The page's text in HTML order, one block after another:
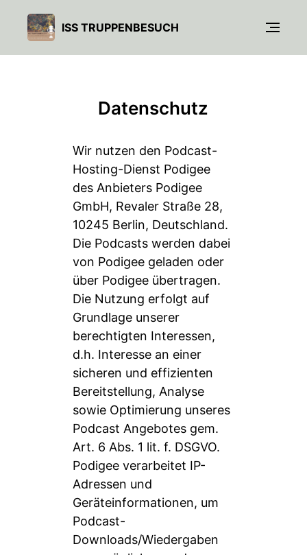
ISS TRUPPENBESUCH
Datenschutz
Wir nutzen den Podcast-
Hosting-Dienst Podigee
des Anbieters Podigee
GmbH, Revaler Straße 28,
10245 Berlin, Deutschland.
Die Podcasts werden dabei
von Podigee geladen oder
über Podigee übertragen.
Die Nutzung erfolgt auf
Grundlage unserer
berechtigten Interessen,
d.h. Interesse an einer
sicheren und effizienten
Bereitstellung, Analyse
sowie Optimierung unseres
Podcast Angebotes gem.
Art. 6 Abs. 1 lit. f. DSGVO.
Podigee verarbeitet IP-
Adressen und
Geräteinformationen, um
Podcast-
Downloads/Wiedergaben